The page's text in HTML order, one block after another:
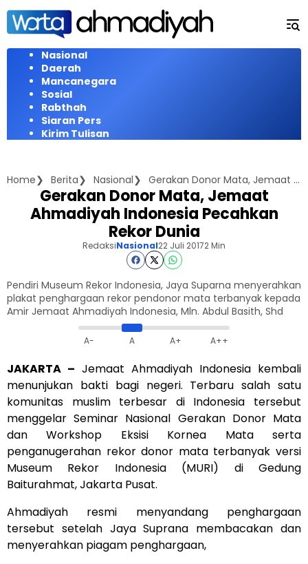
Langsung
konten
Nasional
Daerah
Mancanegara
Sosial
Rabthah
Siaran Pers
Kirim Tulisan
Home Berita Nasional Gerakan Donor Mata, Jemaat Ahmadiyah Indonesia Pecahkan Rekor Dunia
Gerakan Donor Mata, Jemaat
Ahmadiyah Indonesia Pecahkan
Rekor Dunia
RedaksiNasional22 Juli 20172 Min
Pendiri Museum Rekor Indonesia, Jaya Suparna menyerahkan
plakat penghargaan rekor pendonor mata terbanyak kepada
Amir Jemaat Ahmadiyah Indonesia, Mln. Abdul Basith, Shd
A- A A+ A++
JAKARTA – Jemaat Ahmadiyah Indonesia kembali
menunjukan bakti bagi negeri. Terbaru salah satu
komunitas muslim terbesar di Indonesia tersebut
menggelar Seminar Nasional Gerakan Donor Mata
dan Workshop Eksisi Kornea Mata serta
penganugerahan rekor donor mata terbanyak versi
Museum Rekor Indonesia (MURI) di Gedung
Baiturahmat, Jakarta Pusat.
Ahmadiyah resmi menyandang penghargaan
tersebut setelah Jaya Suprana membacakan dan
menyerahkan piagam penghargaan,